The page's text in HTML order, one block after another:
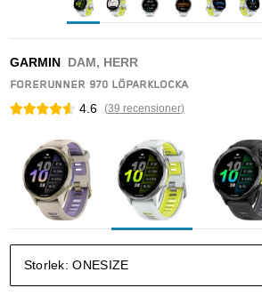
GARMIN DAM, HERR
FORERUNNER 970 LÖPARKLOCKA
4.6 (39 recensioner)
Storlek:ONESIZE